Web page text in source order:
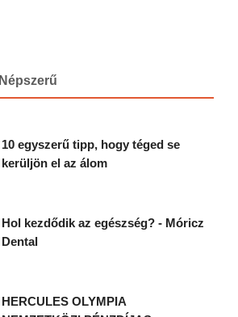
Népszerű
10 egyszerű tipp, hogy téged se
kerüljön el az álom
Hol kezdődik az egészség? - Móricz
Dental
HERCULES OLYMPIA